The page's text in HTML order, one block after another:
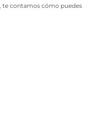
te contamos cómo puedes